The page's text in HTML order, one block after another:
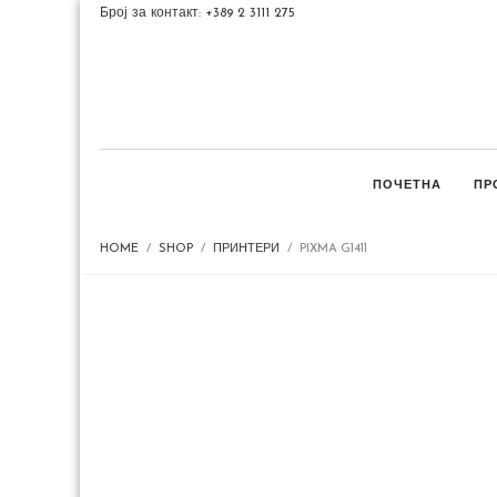
Број за контакт: +389 2 3111 275
ПОЧЕТНА
HOME SHOP ПРИНТЕРИ PIXMA G1411